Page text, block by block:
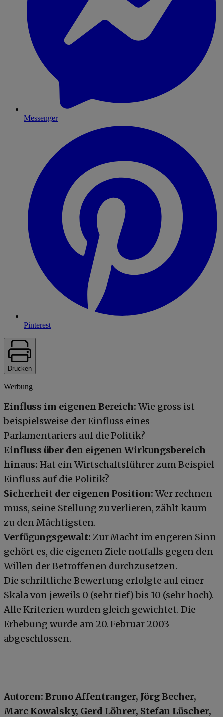
Messenger
Pinterest
Drucken
Werbung
Einfluss im eigenen Bereich: Wie gross ist
beispielsweise der Einfluss eines
Parlamentariers auf die Politik?
Einfluss über den eigenen Wirkungsbereich
hinaus: Hat ein Wirtschaftsführer zum Beispiel
Einfluss auf die Politik?
Sicherheit der eigenen Position: Wer rechnen
muss, seine Stellung zu verlieren, zählt kaum
zu den Mächtigsten.
Verfügungsgewalt: Zur Macht im engeren Sinn
gehört es, die eigenen Ziele notfalls gegen den
Willen der Betroffenen durchzusetzen.
Die schriftliche Bewertung erfolgte auf einer
Skala von jeweils 0 (sehr tief) bis 10 (sehr hoch).
Alle Kriterien wurden gleich gewichtet. Die
Erhebung wurde am 20. Februar 2003
abgeschlossen.
Autoren: Bruno Affentranger, Jörg Becher,
Marc Kowalsky, Gerd Löhrer, Stefan Lüscher,